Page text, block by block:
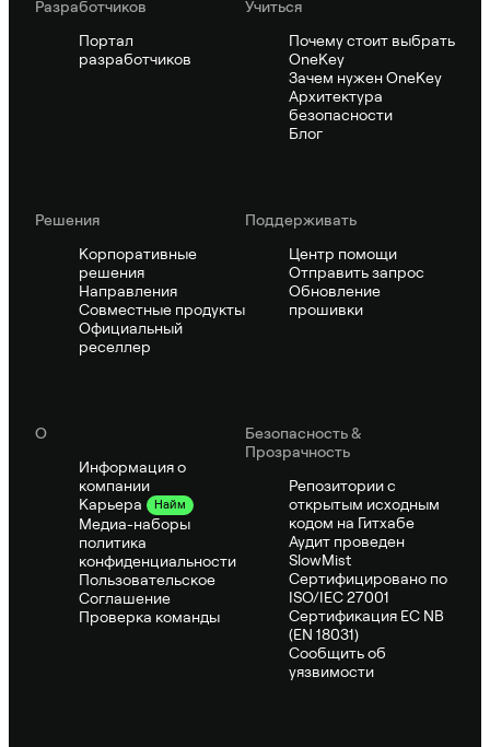
Pазработчиков
Портал
разработчиков
Учиться
Почему стоит выбрать
OneKey
Зачем нужен OneKey
Архитектура
безопасности
Блог
Решения
Корпоративные
решения
Направления
Совместные продукты
Официальный
реселлер
Поддерживать
Центр помощи
Отправить запрос
Обновление
прошивки
О
Информация о
компании
Карьера
Найм
Медиа-наборы
политика
конфиденциальности
Пользовательское
Соглашение
Проверка команды
Безопасность &
Прозрачность
Репозитории с
открытым исходным
кодом на Гитхабе
Аудит проведен
SlowMist
Сертифицировано по
ISO/IEC 27001
Сертификация ЕС NB
(EN 18031)
Сообщить об
уязвимости